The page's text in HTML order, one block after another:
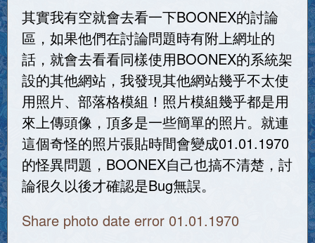
其實我有空就會去看一下BOONEX的討論
區，如果他們在討論問題時有附上網址的
話，就會去看看同樣使用BOONEX的系統架
設的其他網站，我發現其他網站幾乎不太使
用照片、部落格模組！照片模組幾乎都是用
來上傳頭像，頂多是一些簡單的照片。就連
這個奇怪的照片張貼時間會變成01.01.1970
的怪異問題，BOONEX自己也搞不清楚，討
論很久以後才確認是Bug無誤。
Share photo date error 01.01.1970